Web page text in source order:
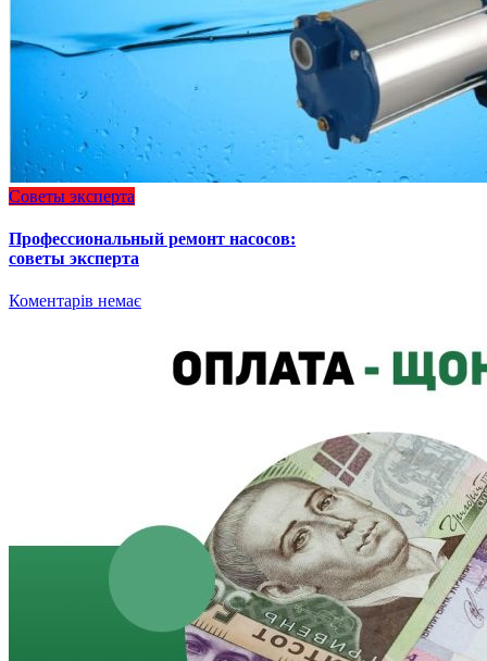
Советы эксперта
Профессиональный ремонт насосов:
советы эксперта
Коментарів немає